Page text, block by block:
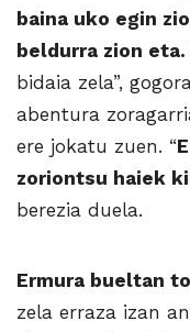
baina uko egin
beldurra zion eta.
bidaia zela”,
abentura
ere jokatu zuen. “
zoriontsu haiek
berezia duela.
Ermura bueltan
zela erraza izan